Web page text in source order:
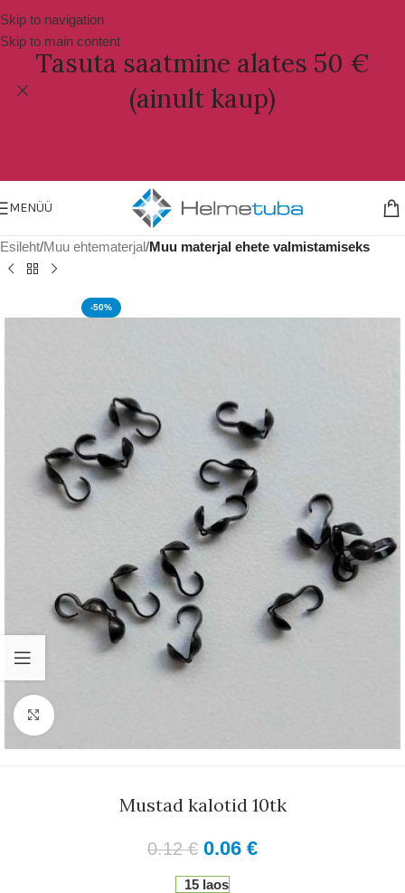
Skip to navigation
Skip to main content
Tasuta saatmine alates 50 €
(ainult kaup)
MENÜÜ
Esileht Muu ehtematerjal Muu materjal ehete valmistamiseks
-50%
Suurenda
Mustad kalotid 10tk
0.12€ 0.06 €
15 laos